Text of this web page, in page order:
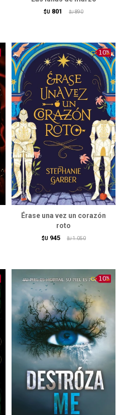
$U 801 $U 890
Érase una vez un corazón
roto
$U 945 $U 1.050